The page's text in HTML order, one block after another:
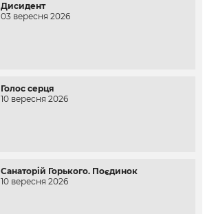
Дисидент
03 вересня 2026
Голос серця
10 вересня 2026
Санаторій Горького. Поєдинок
10 вересня 2026